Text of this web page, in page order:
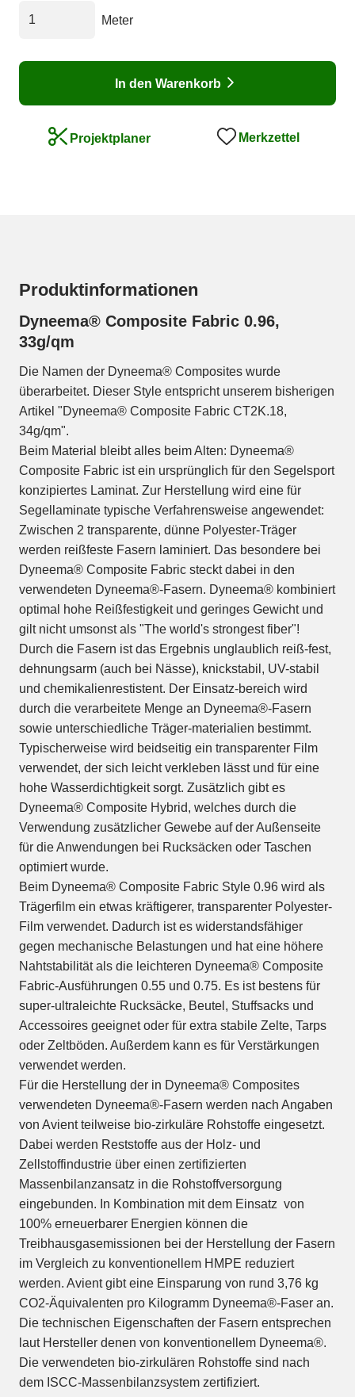
Meter
In den Warenkorb
Projektplaner Merkzettel
Produktinformationen
Dyneema® Composite Fabric 0.96,
33g/qm
Die Namen der Dyneema® Composites wurde
überarbeitet. Dieser Style entspricht unserem bisherigen
Artikel "Dyneema® Composite Fabric CT2K.18,
34g/qm".
Beim Material bleibt alles beim Alten: Dyneema®
Composite Fabric ist ein ursprünglich für den Segelsport
konzipiertes Laminat. Zur Herstellung wird eine für
Segellaminate typische Verfahrensweise angewendet:
Zwischen 2 transparente, dünne Polyester-Träger
werden reißfeste Fasern laminiert. Das besondere bei
Dyneema® Composite Fabric steckt dabei in den
verwendeten Dyneema®-Fasern. Dyneema® kombiniert
optimal hohe Reißfestigkeit und geringes Gewicht und
gilt nicht umsonst als "The world's strongest fiber"!
Durch die Fasern ist das Ergebnis unglaublich reiß-fest,
dehnungsarm (auch bei Nässe), knickstabil, UV-stabil
und chemikalienrestistent. Der Einsatz-bereich wird
durch die verarbeitete Menge an Dyneema®-Fasern
sowie unterschiedliche Träger-materialien bestimmt.
Typischerweise wird beidseitig ein transparenter Film
verwendet, der sich leicht verkleben lässt und für eine
hohe Wasserdichtigkeit sorgt. Zusätzlich gibt es
Dyneema® Composite Hybrid, welches durch die
Verwendung zusätzlicher Gewebe auf der Außenseite
für die Anwendungen bei Rucksäcken oder Taschen
optimiert wurde.
Beim Dyneema® Composite Fabric Style 0.96 wird als
Trägerfilm ein etwas kräftigerer, transparenter Polyester-
Film verwendet. Dadurch ist es widerstandsfähiger
gegen mechanische Belastungen und hat eine höhere
Nahtstabilität als die leichteren Dyneema® Composite
Fabric-Ausführungen 0.55 und 0.75. Es ist bestens für
super-ultraleichte Rucksäcke, Beutel, Stuffsacks und
Accessoires geeignet oder für extra stabile Zelte, Tarps
oder Zeltböden. Außerdem kann es für Verstärkungen
verwendet werden.
Für die Herstellung der in Dyneema® Composites
verwendeten Dyneema®-Fasern werden nach Angaben
von Avient teilweise bio-zirkuläre Rohstoffe eingesetzt.
Dabei werden Reststoffe aus der Holz- und
Zellstoffindustrie über einen zertifizierten
Massenbilanzansatz in die Rohstoffversorgung
eingebunden. In Kombination mit dem Einsatz von
100% erneuerbarer Energien können die
Treibhausgasemissionen bei der Herstellung der Fasern
im Vergleich zu konventionellem HMPE reduziert
werden. Avient gibt eine Einsparung von rund 3,76 kg
CO2-Äquivalenten pro Kilogramm Dyneema®-Faser an.
Die technischen Eigenschaften der Fasern entsprechen
laut Hersteller denen von konventionellem Dyneema®.
Die verwendeten bio-zirkulären Rohstoffe sind nach
dem ISCC-Massenbilanzsystem zertifiziert.